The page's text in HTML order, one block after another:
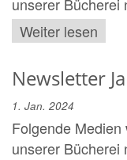
Weiter lesen
Newsletter
1. Jan. 2024
Folgende
unserer Bücherei